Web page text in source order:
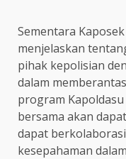
Sementara
menjelaskan
pihak kepolisian
dalam
program
bersama akan
dapat
kesepahaman